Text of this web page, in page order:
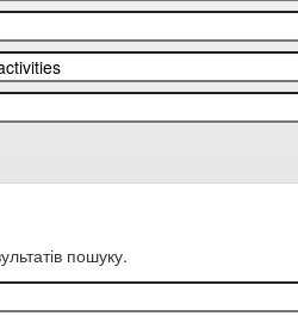
пошуку.